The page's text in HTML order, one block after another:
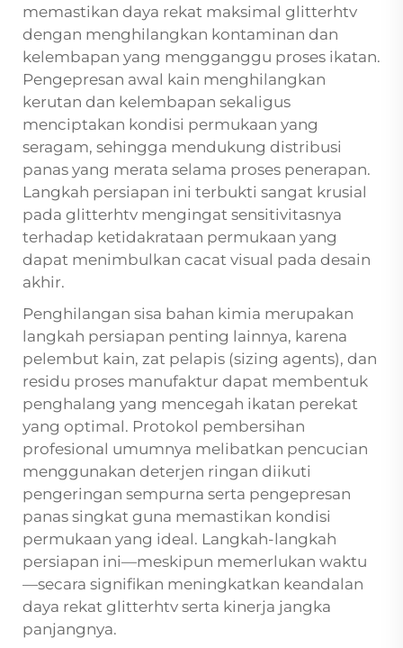
memastikan daya rekat maksimal glitterhtv
dengan menghilangkan kontaminan dan
kelembapan yang mengganggu proses ikatan.
Pengepresan awal kain menghilangkan
kerutan dan kelembapan sekaligus
menciptakan kondisi permukaan yang
seragam, sehingga mendukung distribusi
panas yang merata selama proses penerapan.
Langkah persiapan ini terbukti sangat krusial
pada glitterhtv mengingat sensitivitasnya
terhadap ketidakrataan permukaan yang
dapat menimbulkan cacat visual pada desain
akhir.
Penghilangan sisa bahan kimia merupakan
langkah persiapan penting lainnya, karena
pelembut kain, zat pelapis (sizing agents), dan
residu proses manufaktur dapat membentuk
penghalang yang mencegah ikatan perekat
yang optimal. Protokol pembersihan
profesional umumnya melibatkan pencucian
menggunakan deterjen ringan diikuti
pengeringan sempurna serta pengepresan
panas singkat guna memastikan kondisi
permukaan yang ideal. Langkah-langkah
persiapan ini—meskipun memerlukan waktu
—secara signifikan meningkatkan keandalan
daya rekat glitterhtv serta kinerja jangka
panjangnya.